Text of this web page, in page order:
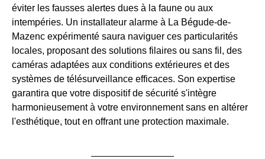
éviter les fausses alertes dues à la faune ou aux
intempéries. Un installateur alarme à La Bégude-de-
Mazenc expérimenté saura naviguer ces particularités
locales, proposant des solutions filaires ou sans fil, des
caméras adaptées aux conditions extérieures et des
systèmes de télésurveillance efficaces. Son expertise
garantira que votre dispositif de sécurité s'intègre
harmonieusement à votre environnement sans en altérer
l'esthétique, tout en offrant une protection maximale.